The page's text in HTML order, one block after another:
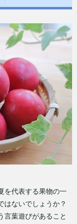
を代表する果物の一
はないでしょうか？
言葉遊びがあること